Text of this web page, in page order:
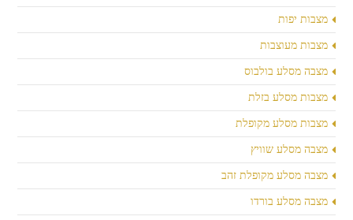
מצבות יפות
מצבות מעוצבות
מצבה מסלע בולבוס
מצבות מסלע בזלת
מצבות מסלע מקופלת
מצבה מסלע שוויץ
מצבה מסלע מקופלת זהב
מצבה מסלע בורדו